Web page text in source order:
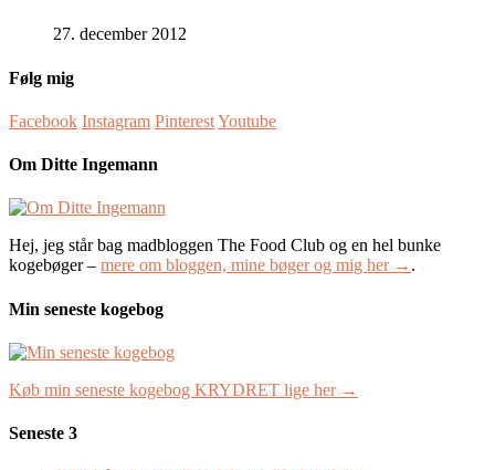
27. december 2012
Følg mig
Facebook Instagram PinterestYoutube
Om Ditte Ingemann
Hej, jeg står bag madbloggen The Food Club og en hel bunke
kogebøger – mere om bloggen, mine bøger og mig her → .
Min seneste kogebog
Køb min seneste kogebog KRYDRET lige her →
Seneste 3